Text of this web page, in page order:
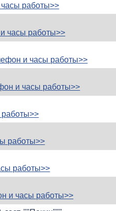
работы>>
часы работы>>
и часы работы>>
и часы работы>>
работы>>
работы>>
и часы работы>>